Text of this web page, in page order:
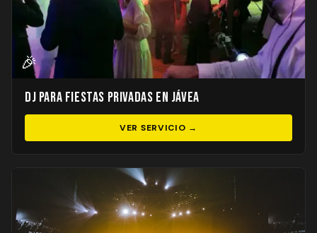
🎉
DJ para Fiestas Privadas en Jávea
VER SERVICIO →